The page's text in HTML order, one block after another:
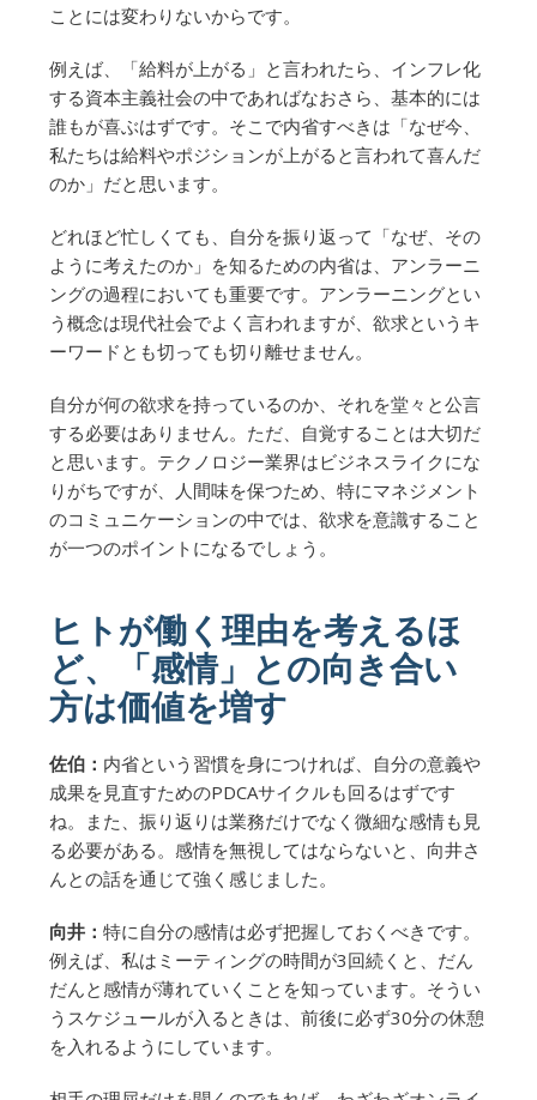
ことには変わりないからです。
例えば、「給料が上がる」と言われたら、インフレ化
する資本主義社会の中であればなおさら、基本的には
誰もが喜ぶはずです。そこで内省すべきは「なぜ今、
私たちは給料やポジションが上がると言われて喜んだ
のか」だと思います。
どれほど忙しくても、自分を振り返って「なぜ、その
ように考えたのか」を知るための内省は、アンラーニ
ングの過程においても重要です。アンラーニングとい
う概念は現代社会でよく言われますが、欲求というキ
ーワードとも切っても切り離せません。
自分が何の欲求を持っているのか、それを堂々と公言
する必要はありません。ただ、自覚することは大切だ
と思います。テクノロジー業界はビジネスライクにな
りがちですが、人間味を保つため、特にマネジメント
のコミュニケーションの中では、欲求を意識すること
が一つのポイントになるでしょう。
ヒトが働く理由を考えるほ
ど、「感情」との向き合い
方は価値を増す
佐伯： 内省という習慣を身につければ、自分の意義や
成果を見直すためのPDCAサイクルも回るはずです
ね。また、振り返りは業務だけでなく微細な感情も見
る必要がある。感情を無視してはならないと、向井さ
んとの話を通じて強く感じました。
向井： 特に自分の感情は必ず把握しておくべきです。
例えば、私はミーティングの時間が3回続くと、だん
だんと感情が薄れていくことを知っています。そうい
うスケジュールが入るときは、前後に必ず30分の休憩
を入れるようにしています。